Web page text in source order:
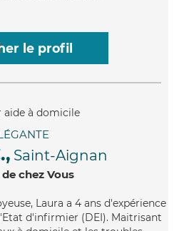
le profil
Saint-Aignan
chez Vous
Laura a 4 ans d'expérience
d'infirmier (DEI). Maitrisant